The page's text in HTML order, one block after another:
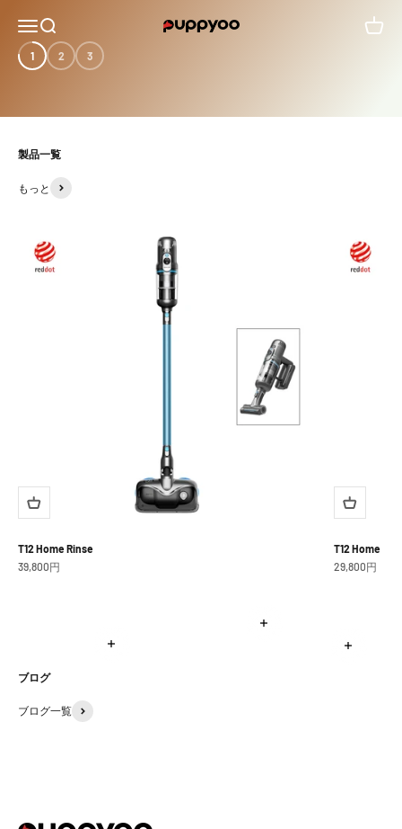
メニューを開く
検索を開く PUPPYOO JAPAN カート
1 2 3
製品一覧
もっと
T12 Home Rinse
セール価格
39,800円
T12 Home
セール価格
29,800円
もっと見る
もっと見る
もっと見る
ブログ
ブログ一覧